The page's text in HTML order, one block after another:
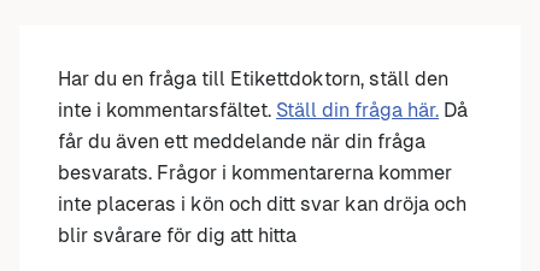
Har du en fråga till Etikettdoktorn, ställ den
inte i kommentarsfältet. Ställ din fråga här. Då
får du även ett meddelande när din fråga
besvarats. Frågor i kommentarerna kommer
inte placeras i kön och ditt svar kan dröja och
blir svårare för dig att hitta